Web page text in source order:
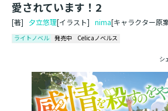
愛されています！2
[著] 夕立悠理[イラスト] nima[キャラクター原
ライトノベル 発売中 Celicaノベルス
シ